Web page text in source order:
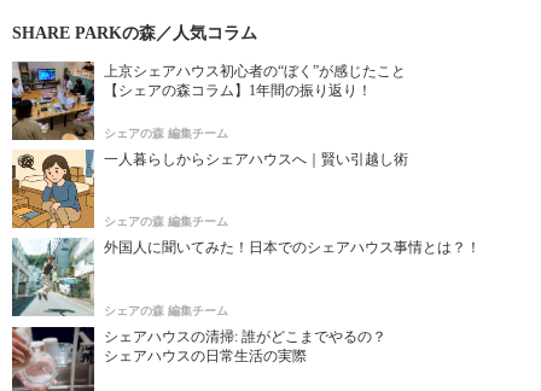
SHARE PARKの森／人気コラム
上京シェアハウス初心者の“ぼく”が感じたこと
【シェアの森コラム】1年間の振り返り！
シェアの森 編集チーム
一人暮らしからシェアハウスへ｜賢い引越し術
シェアの森 編集チーム
外国人に聞いてみた！日本でのシェアハウス事情とは？！
シェアの森 編集チーム
シェアハウスの清掃: 誰がどこまでやるの？
シェアハウスの日常生活の実際